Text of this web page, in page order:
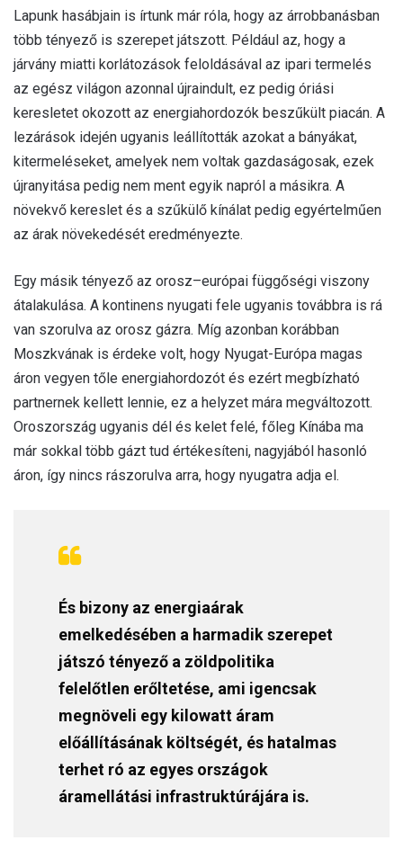
Lapunk hasábjain is írtunk már róla, hogy az árrobbanásban
több tényező is szerepet játszott. Például az, hogy a
járvány miatti korlátozások feloldásával az ipari termelés
az egész világon azonnal újraindult, ez pedig óriási
keresletet okozott az energiahordozók beszűkült piacán. A
lezárások idején ugyanis leállították azokat a bányákat,
kitermeléseket, amelyek nem voltak gazdaságosak, ezek
újranyitása pedig nem ment egyik napról a másikra. A
növekvő kereslet és a szűkülő kínálat pedig egyértelműen
az árak növekedését eredményezte.
Egy másik tényező az orosz–európai függőségi viszony
átalakulása. A kontinens nyugati fele ugyanis továbbra is rá
van szorulva az orosz gázra. Míg azonban korábban
Moszkvának is érdeke volt, hogy Nyugat-Európa magas
áron vegyen tőle energiahordozót és ezért megbízható
partnernek kellett lennie, ez a helyzet mára megváltozott.
Oroszország ugyanis dél és kelet felé, főleg Kínába ma
már sokkal több gázt tud értékesíteni, nagyjából hasonló
áron, így nincs rászorulva arra, hogy nyugatra adja el.
És bizony az energiaárak
emelkedésében a harmadik szerepet
játszó tényező a zöldpolitika
felelőtlen erőltetése, ami igencsak
megnöveli egy kilowatt áram
előállításának költségét, és hatalmas
terhet ró az egyes országok
áramellátási infrastruktúrájára is.